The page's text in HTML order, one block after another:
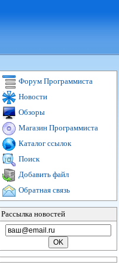
Форум Программиста
Новости
Обзоры
Магазин Программиста
Каталог ссылок
Поиск
Добавить файл
Обратная связь
Рассылка новостей